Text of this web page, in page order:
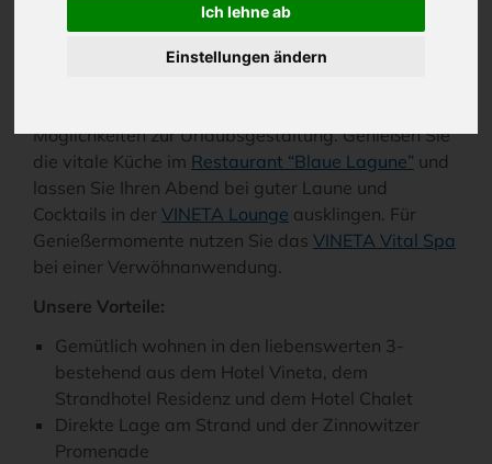
Ich lehne ab
Einstellungen ändern
Strandnah und exklusiv gelegen, verbringen Sie
ihren Usedom-Urlaub in den liebenswerten 3 -
Möglichkeiten zur Urlaubsgestaltung. Genießen Sie
die vitale Küche im Restaurant “Blaue Lagune” und
lassen Sie Ihren Abend bei guter Laune und
Cocktails in der VINETA Lounge ausklingen. Für
Genießermomente nutzen Sie das VINETA Vital Spa
bei einer Verwöhnanwendung.
Unsere Vorteile:
Gemütlich wohnen in den liebenswerten 3-
bestehend aus dem Hotel Vineta, dem
Strandhotel Residenz und dem Hotel Chalet
Direkte Lage am Strand und der Zinnowitzer
Promenade